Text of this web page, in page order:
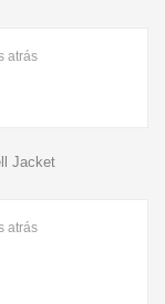
atrás
Jacket
atrás